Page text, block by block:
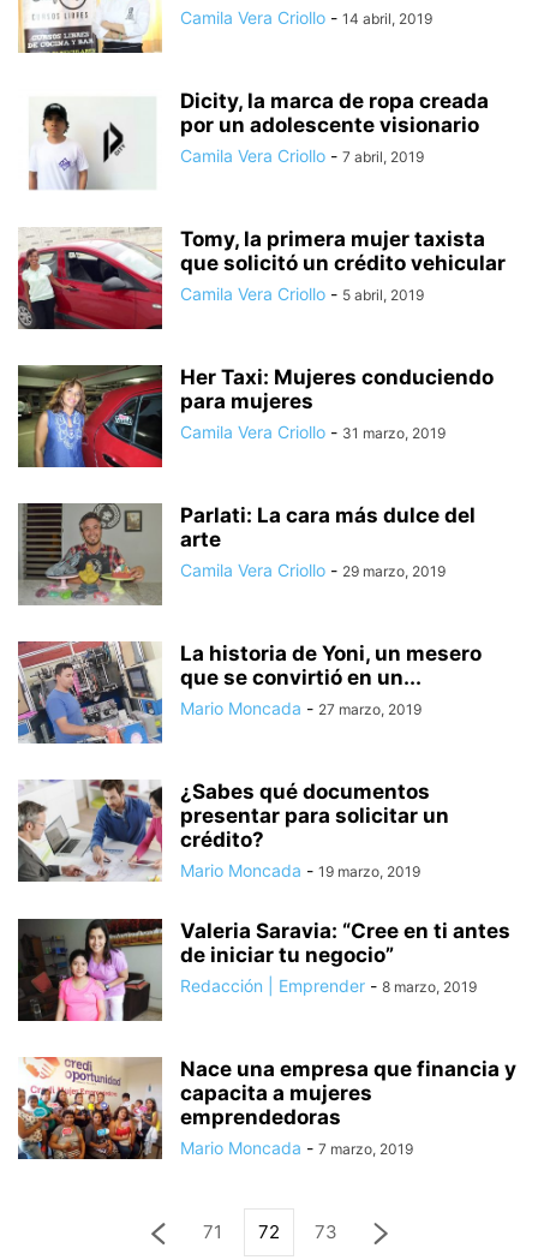
Camila Vera Criollo - 14 abril, 2019
Dicity, la marca de ropa creada
por un adolescente visionario
Camila Vera Criollo - 7 abril, 2019
Tomy, la primera mujer taxista
que solicitó un crédito vehicular
Camila Vera Criollo - 5 abril, 2019
Her Taxi: Mujeres conduciendo
para mujeres
Camila Vera Criollo - 31 marzo, 2019
Parlati: La cara más dulce del
arte
Camila Vera Criollo - 29 marzo, 2019
La historia de Yoni, un mesero
que se convirtió en un...
Mario Moncada - 27 marzo, 2019
¿Sabes qué documentos
presentar para solicitar un
crédito?
Mario Moncada - 19 marzo, 2019
Valeria Saravia: “Cree en ti antes
de iniciar tu negocio”
Redacción | Emprender - 8 marzo, 2019
Nace una empresa que financia y
capacita a mujeres
emprendedoras
Mario Moncada - 7 marzo, 2019
71 72 73